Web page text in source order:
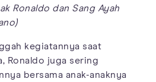
Ronaldo dan Sang Ayah
kegiatannya saat
Ronaldo juga sering
bersama anak-anaknya